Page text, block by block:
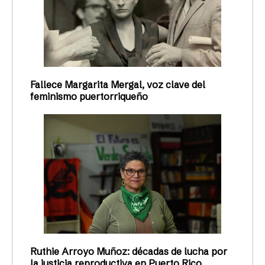
Fallece Margarita Mergal, voz clave del
feminismo puertorriqueño
Ruthie Arroyo Muñoz: décadas de lucha por